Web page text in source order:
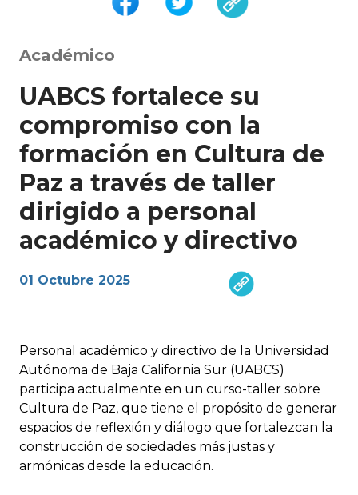
Académico
UABCS fortalece su
compromiso con la
formación en Cultura de
Paz a través de taller
dirigido a personal
académico y directivo
01 Octubre 2025
Personal académico y directivo de la Universidad
Autónoma de Baja California Sur (UABCS)
participa actualmente en un curso-taller sobre
Cultura de Paz, que tiene el propósito de generar
espacios de reflexión y diálogo que fortalezcan la
construcción de sociedades más justas y
armónicas desde la educación.